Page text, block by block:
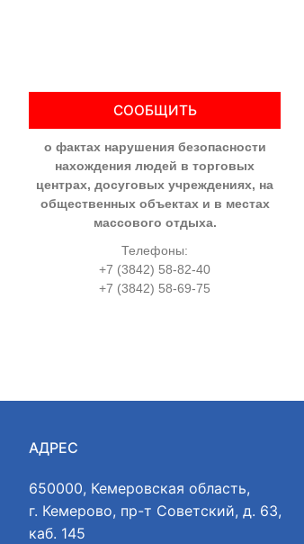
СООБЩИТЬ
о фактах нарушения безопасности
нахождения людей в торговых
центрах, досуговых учреждениях, на
общественных объектах и в местах
массового отдыха.
Телефоны:
+7 (3842) 58-82-40
+7 (3842) 58-69-75
АДРЕС
650000, Кемеровская область,
г. Кемерово, пр-т Советский, д. 63,
каб. 145